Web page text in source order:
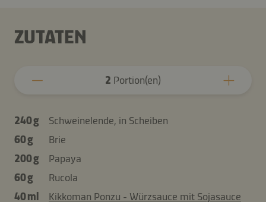
ZUTATEN
2 Portion(en)
240 g
Schweinelende, in Scheiben
60 g
Brie
200 g
Papaya
60 g
Rucola
40 ml
Kikkoman Ponzu - Würzsauce mit Sojasauce